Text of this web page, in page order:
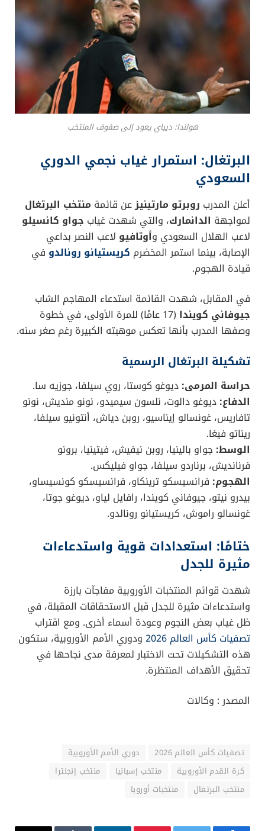
هولندا: ديباي يعود إلى صفوف المنتخب
البرتغال: استمرار غياب نجمي الدوري
السعودي
أعلن المدرب روبرتو مارتينيزعن قائمة منتخب البرتغال
لمواجهة الدانمارك، والتي شهدت غياب جواو كانسيلو
لاعب الهلال السعودي وأوتافيو لاعب النصر بداعي
الإصابة، بينما استمر المخضرم كريستيانو رونالدو في
قيادة الهجوم.
في المقابل، شهدت القائمة استدعاء المهاجم الشاب
جيوفاني كويندا
(17 عامًا) للمرة الأولى، في خطوة
وصفها المدرب بأنها تعكس موهبته الكبيرة رغم صغر سنه.
تشكيلة البرتغال الرسمية
حراسة المرمى: ديوغو كوستا، روي سيلفا، جوزيه سا.
الدفاع: ديوغو دالوت، نلسون سيميدو، نونو منديش، نونو
تافاريس، غونسالو إيناسيو، روبن دياش، أنتونيو سيلفا،
ريناتو فيغا.
الوسط: جواو بالينيا، روبن نيفيش، فيتينيا، برونو
فرنانديش، برناردو سيلفا، جواو فيليكس.
الهجوم: فرانسيسكو ترينكاو، فرانسيسكو كونسيساو،
بيدرو نيتو، جيوفاني كويندا، رافايل لياو، ديوغو جوتا،
غونسالو راموش، كريستيانو رونالدو.
ختامًا: استعدادات قوية واستدعاءات
مثيرة للجدل
شهدت قوائم المنتخبات الأوروبية مفاجآت بارزة
واستدعاءات مثيرة للجدل قبل الاستحقاقات المقبلة، في
ظل غياب بعض النجوم وعودة أسماء أخرى. ومع اقتراب
تصفيات كأس العالم 2026
ودوري الأمم الأوروبية، ستكون
هذه التشكيلات تحت الاختبار لمعرفة مدى نجاحها في
تحقيق الأهداف المنتظرة.
المصدر : وكالات
تصفيات كأس العالم 2026
دوري الأمم الأوروبية
كرة القدم الأوروبية
منتخب إسبانيا
منتخب إنجلترا
منتخب البرتغال
منتخبات أوروبا